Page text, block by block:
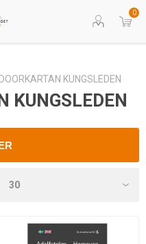
0
KUNGSLEDEN
KUNGSLEDEN